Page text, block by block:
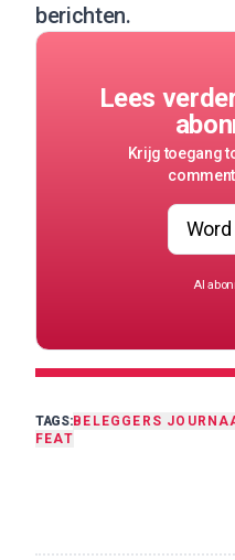
berichten.
Lees
Krijg toegang
Al
TAGS:BELEGGERS
FEAT